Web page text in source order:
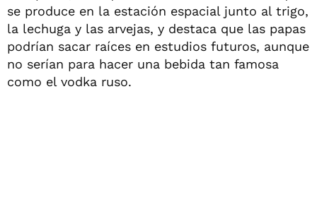
se produce en la estación espacial junto al trigo,
la lechuga y las arvejas, y destaca que las papas
podrían sacar raíces en estudios futuros, aunque
no serían para hacer una bebida tan famosa
como el vodka ruso.